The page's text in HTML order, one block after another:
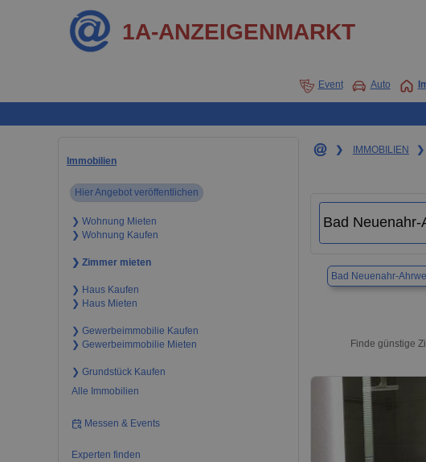
1A-ANZEIGENMARKT
Event Auto
Immobilien
Hier Angebot veröffentlichen
❯ Wohnung Mieten
❯ Wohnung Kaufen
❯ Zimmer mieten
❯ Haus Kaufen
❯ Haus Mieten
❯ Gewerbeimmobilie Kaufen
❯ Gewerbeimmobilie Mieten
❯ Grundstück Kaufen
Alle Immobilien
Messen & Events
Experten finden
❯ IMMOBILIEN ❯
Bad Neuenahr-
Finde günstige